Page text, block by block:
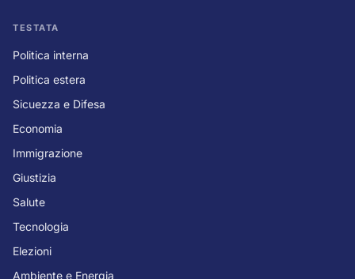
TESTATA
Politica interna
Politica estera
Sicuezza e Difesa
Economia
Immigrazione
Giustizia
Salute
Tecnologia
Elezioni
Ambiente e Energia